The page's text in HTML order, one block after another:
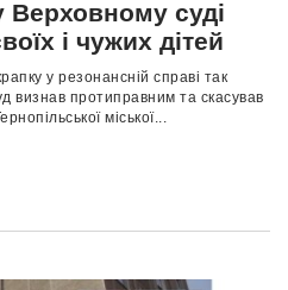
Верховному суді
і чужих дітей
у резонансній справі так
визнав протиправним та скасував
міської...